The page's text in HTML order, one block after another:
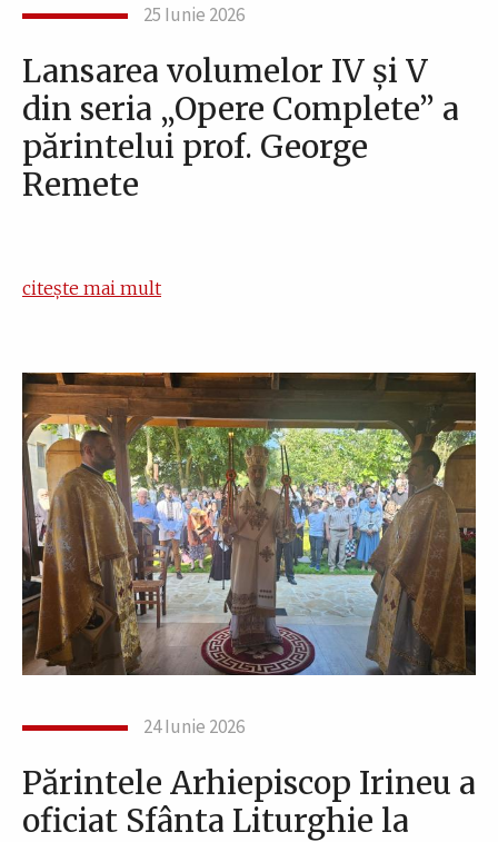
25 Iunie 2026
Lansarea volumelor IV și V
din seria „Opere Complete” a
părintelui prof. George
Remete
citește mai mult
24 Iunie 2026
Părintele Arhiepiscop Irineu a
oficiat Sfânta Liturghie la